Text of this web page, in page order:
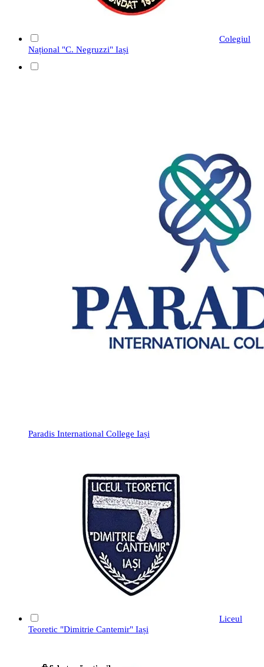
Colegiul
Național "C. Negruzzi" Iași
Paradis International College Iași
Liceul
Teoretic "Dimitrie Cantemir" Iași